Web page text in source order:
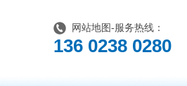
网站地图 -服务热线：
136 0238 0280